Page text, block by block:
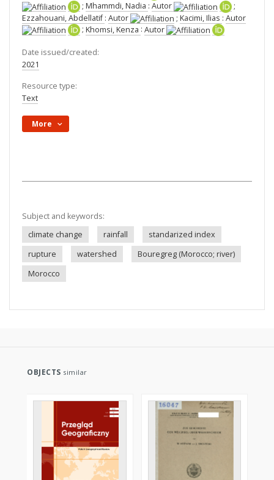
; Mhammdi, Nadia : Autor
;
Ezzahouani, Abdellatif: Autor ; Kacimi, Ilias : Autor
; Khomsi, Kenza : Autor
Date issued/created:
2021
Resource type:
Text
More
Subject and keywords:
climate change
rainfall
standarized index
rupture
watershed
Bouregreg (Morocco; river)
Morocco
OBJECTS similar